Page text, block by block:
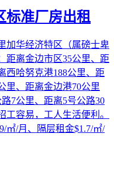
标准厂房出租
加华经济特区（属磅士卑
距离金边市区35公里、距
西哈努克港188公里、距
里、距离金边港70公里
7公里、距离5号公路30
工容易，工人生活便利。
㎡/月、隔层租金$1.7/㎡/